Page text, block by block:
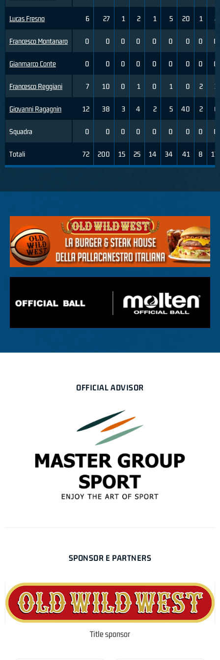
Lucas Fresno
Francesco Montanaro
Gianmarco Conte
Francesco Reggiani
Giovanni Ragagnin
Squadra
Totali
6 27 1 2 1 5 20 1 2
0 0 0 0 0 0 0 0 0
0 0 0 0 0 0 0 0 0
7 10 0 1 0 1 0 2 3
12 38 3 4 2 5 40 2 6
0 0 0 0 0 0 0 0 0
72 200 15 25 14 34 41 8 17
OFFICIAL ADVISOR
SPONSOR E PARTNERS
Title sponsor